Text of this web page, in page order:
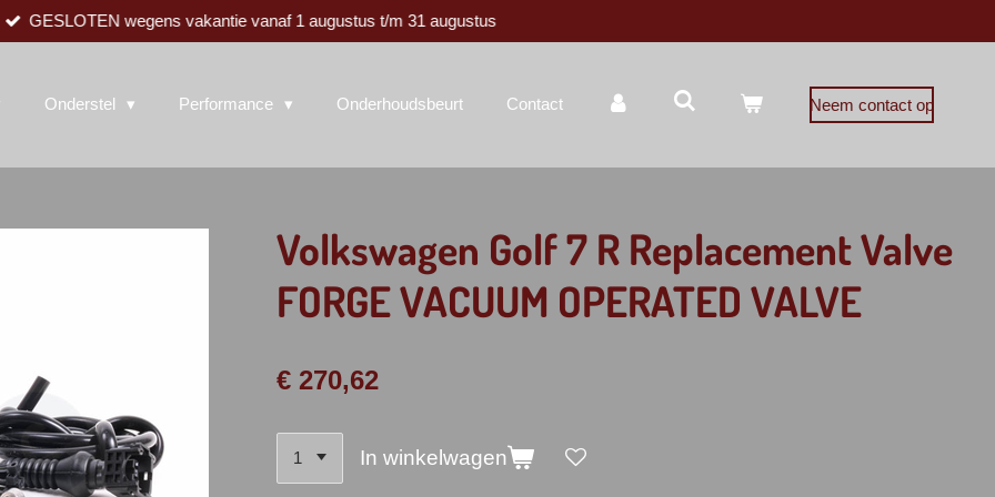
GESLOTEN wegens vakantie vanaf 1 augustus t/m 31 augustus
Onderstel Performance Onderhoudsbeurt Contact Neem contact op
Volkswagen Golf 7 R Replacement Valve
FORGE VACUUM OPERATED VALVE
€ 270,62
In winkelwagen